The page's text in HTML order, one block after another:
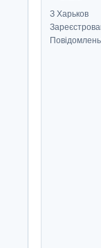
З Харьков